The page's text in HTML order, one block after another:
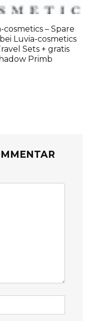
cosmetics – Spare
Luvia-cosmetics
Sets + gratis
Primb